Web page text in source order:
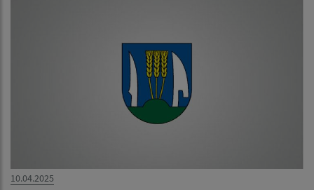
10.04.2025